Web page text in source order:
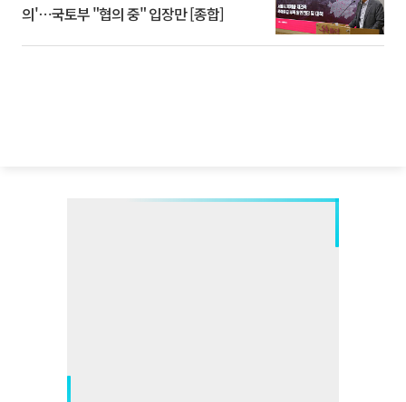
의'⋯국토부 "협의 중" 입장만 [종합]